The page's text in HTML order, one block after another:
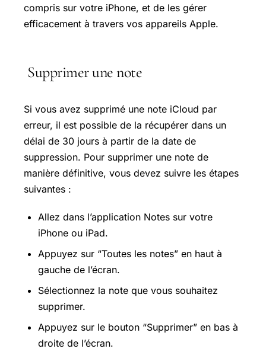
compris sur votre iPhone, et de les gérer
efficacement à travers vos appareils Apple.
Supprimer une note
Si vous avez supprimé une note iCloud par
erreur, il est possible de la récupérer dans un
délai de 30 jours à partir de la date de
suppression. Pour supprimer une note de
manière définitive, vous devez suivre les étapes
suivantes :
Allez dans l’application Notes sur votre
iPhone ou iPad.
Appuyez sur “Toutes les notes” en haut à
gauche de l’écran.
Sélectionnez la note que vous souhaitez
supprimer.
Appuyez sur le bouton “Supprimer” en bas à
droite de l’écran.